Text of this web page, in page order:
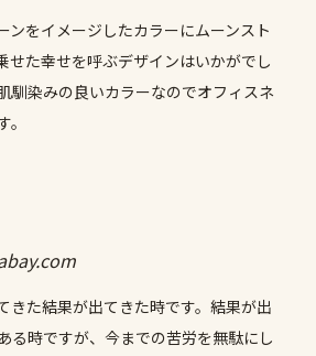
ンをイメージしたカラーにムーンスト
せた幸せを呼ぶデザインはいかがでし
馴染みの良いカラーなのでオフィスネ
きた結果が出てきた時です。結果が出
る時ですが、今までの苦労を無駄にし